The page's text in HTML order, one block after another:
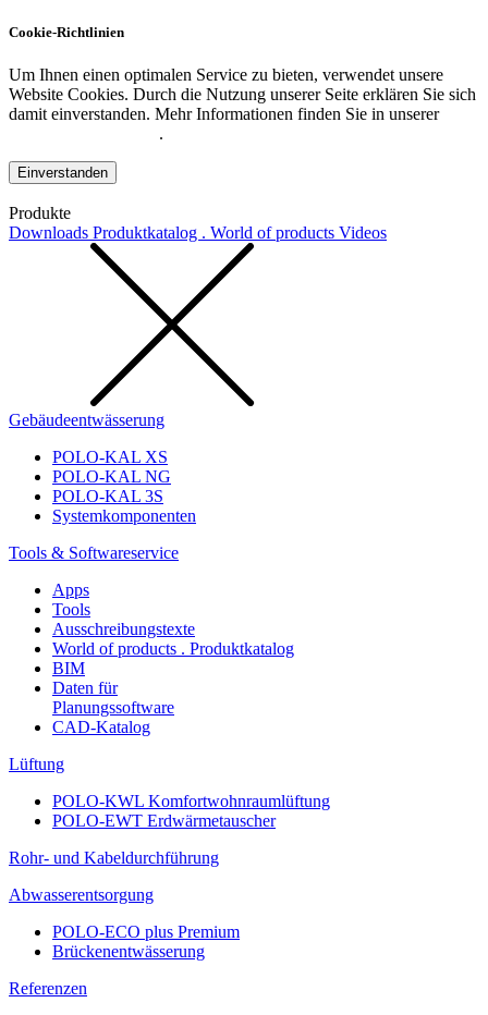
Cookie-Richtlinien
Um Ihnen einen optimalen Service zu bieten, verwendet unsere
Website Cookies. Durch die Nutzung unserer Seite erklären Sie sich
damit einverstanden. Mehr Informationen finden Sie in unserer
.
Einverstanden
Produkte
Downloads Produktkatalog . World of products Videos
Gebäudeentwässerung
POLO-KAL XS
POLO-KAL NG
POLO-KAL 3S
Systemkomponenten
Tools & Softwareservice
Apps
Tools
Ausschreibungstexte
World of products . Produktkatalog
BIM
Daten für
Planungssoftware
CAD-Katalog
Lüftung
POLO-KWL Komfortwohnraumlüftung
POLO-EWT Erdwärmetauscher
Rohr- und Kabeldurchführung
Abwasserentsorgung
POLO-ECO plus Premium
Brückenentwässerung
Referenzen